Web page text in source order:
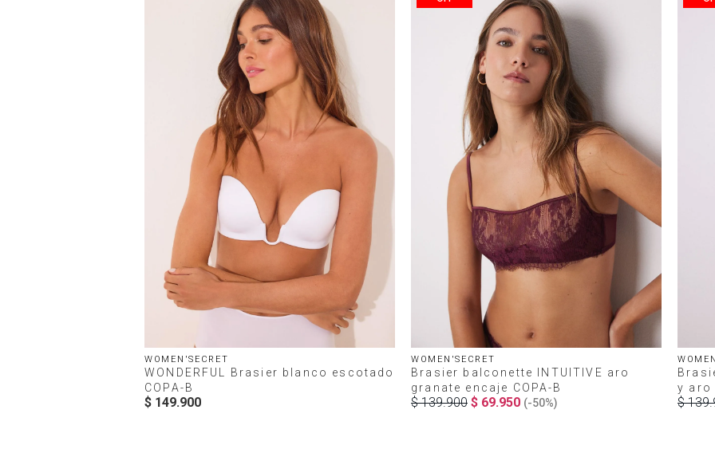
WOMEN'SECRET
WONDERFUL Brasier blanco escotado
COPA-B
$ 149.900
WOMEN'SECRET
Brasier balconette INTUITIVE aro
granate encaje COPA-B
$ 139.900 $ 69.950 (-50%)
y aro
$ 139.